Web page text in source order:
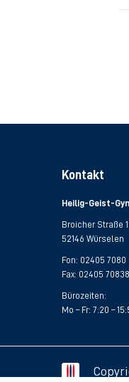
Kontakt
Heilig-Geist-
Broicher Straße
52146 Würselen
Fon: 02405 7080
Fax: 02405 70838
Bürozeiten:
Mo – Fr: 7:20 –